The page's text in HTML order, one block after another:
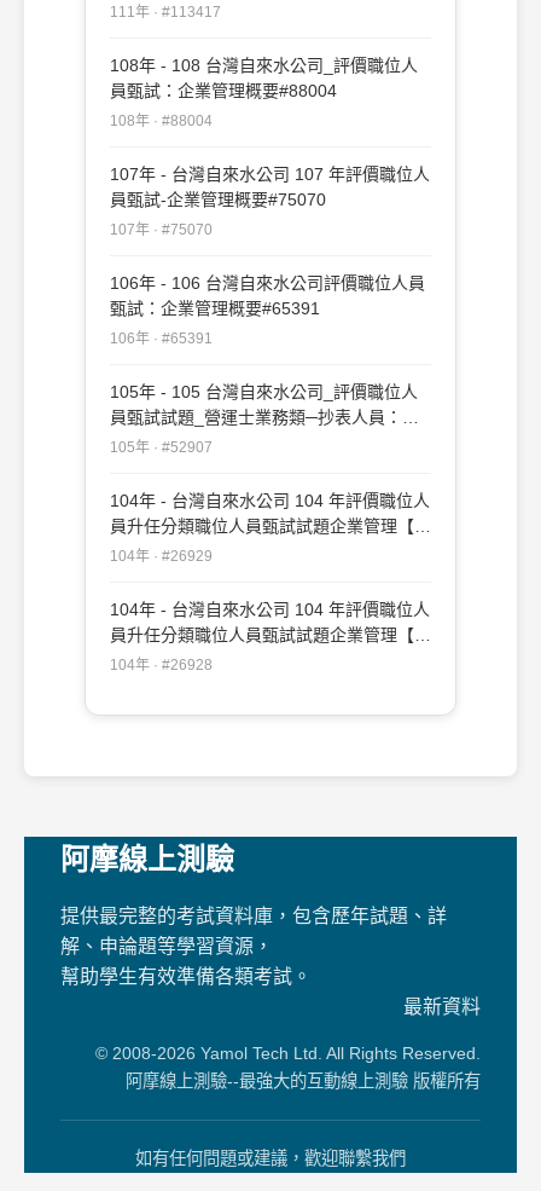
111年 · #113417
108年 - 108 台灣自來水公司_評價職位人
員甄試：企業管理概要#88004
108年 · #88004
107年 - 台灣自來水公司 107 年評價職位人
員甄試-企業管理概要#75070
107年 · #75070
106年 - 106 台灣自來水公司評價職位人員
甄試：企業管理概要#65391
106年 · #65391
105年 - 105 台灣自來水公司_評價職位人
員甄試試題_營運士業務類─抄表人員：企
業管理概要#52907
105年 · #52907
104年 - 台灣自來水公司 104 年評價職位人
員升任分類職位人員甄試試題企業管理【管
理學】#26929
104年 · #26929
104年 - 台灣自來水公司 104 年評價職位人
員升任分類職位人員甄試試題企業管理【企
業概論】#26928
104年 · #26928
阿摩線上測驗
提供最完整的考試資料庫，包含歷年試題、詳
解、申論題等學習資源，
幫助學生有效準備各類考試。
最新資料
© 2008-2026 Yamol Tech Ltd. All Rights Reserved.
阿摩線上測驗--最強大的互動線上測驗 版權所有
如有任何問題或建議，歡迎聯繫我們